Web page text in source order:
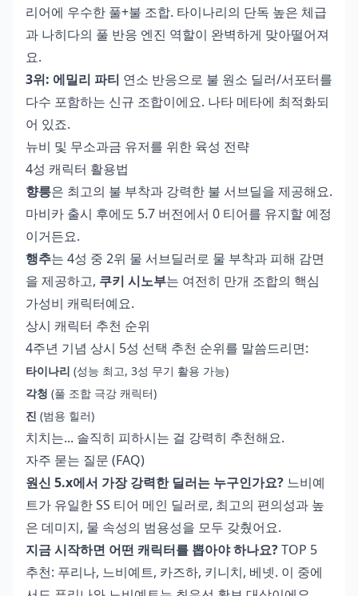
리어에 우수한 풀+불 조합. 타이나리의 단독 높은 체급
과 나히다의 풀 반응 엔진 역할이 완벽하게 맞아떨어져
요.
3위: 에밀리 파티 연소 반응으로 불 원소 딜러/서포터를
다수 포함하는 신규 조합이에요. 나타 메타에 최적화되
어 있죠.
뉴비 및 무소과금 유저를 위한 육성 전략
4성 캐릭터 활용법
향릉은 최고의 불 부착과 강력한 불 서브딜을 제공해요.
마비카 출시 후에도 5.7 버전에서 0 티어를 유지할 예정
이거든요.
행추는 4성 중 2위 물 서브딜러로 물 부착과 피해 감면
을 제공하고, 쿠키 시노부는 여전히 만개 조합의 핵심
가성비 캐릭터예요.
상시 캐릭터 추천 순위
4주년 기념 상시 5성 선택 추천 순위를 말씀드리면:
타이나리 (성능 최고, 3성 무기 활용 가능)
각청 (풀 조합 극강 캐릭터)
진 (범용 힐러)
치치는... 솔직히 피하시는 걸 강력히 추천해요.
자주 묻는 질문 (FAQ)
원신 5.x에서 가장 강력한 딜러는 누구인가요? 느비예
트가 유일한 SS 티어 메인 딜러로, 최고의 편의성과 높
은 데미지, 물 속성의 범용성을 모두 갖췄어요.
지금 시작하면 어떤 캐릭터를 뽑아야 하나요?TOP 5
추천: 푸리나, 느비예트, 카즈하, 키니치, 베넷. 이 중에